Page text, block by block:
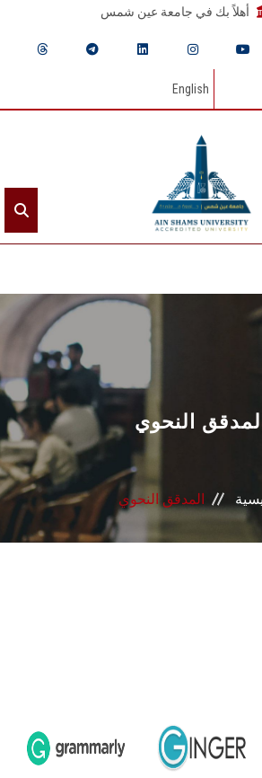
أهلاً بك في جامعة عين شمس
English
الرئيسيـة
عن الجامعة
القطاعـات
الشئون الأكاديمية
البحث العلمي
تواصل معنا
المدقق النحوي
المدقق النحوي